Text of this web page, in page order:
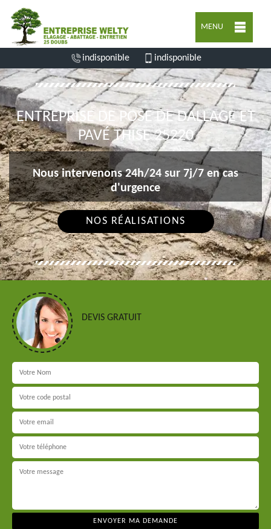
MENU
indisponible indisponible
ENTREPRISE DE POSE DE DALLAGE ET
PAVÉ THISE 25220
Nous intervenons 24h/24 sur 7j/7 en cas
d'urgence
NOS RÉALISATIONS
DEVIS GRATUIT